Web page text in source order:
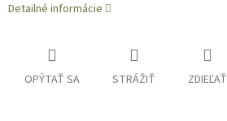
Detailné informácie
OPÝTAŤ SA STRÁŽIŤ ZDIEĽAŤ